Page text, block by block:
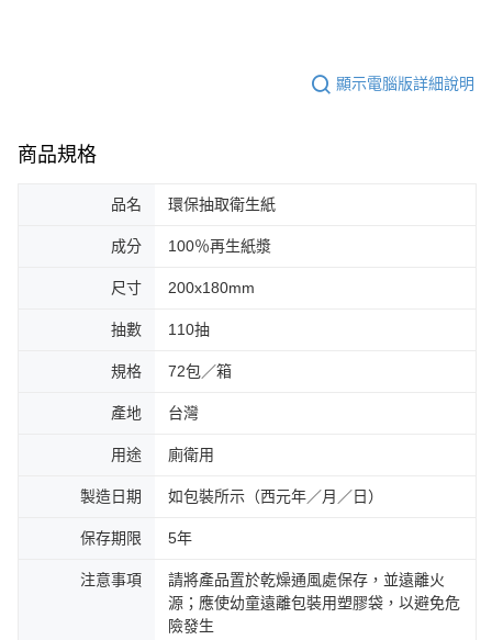
顯示電腦版詳細說明
商品規格
品名 環保抽取衛生紙
成分 100％再生紙漿
尺寸 200x180mm
抽數 110抽
規格 72包／箱
產地 台灣
用途 廁衛用
製造日期 如包裝所示（西元年／月／日）
保存期限 5年
注意事項
請將產品置於乾燥通風處保存，並遠離火
源；應使幼童遠離包裝用塑膠袋，以避免危
險發生